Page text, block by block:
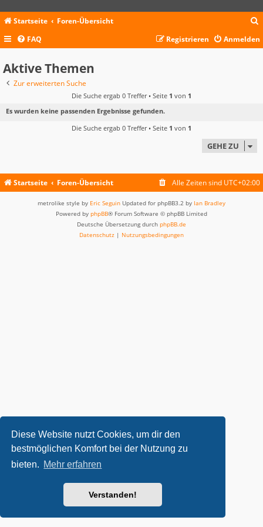
Diese Website nutzt Cookies, um dir den
bestmöglichen Komfort bei der Nutzung zu
bieten. Mehr erfahren
Verstanden!
Startseite Foren-Übersicht
c
FAQ Anmelden
Registrieren
Aktive Themen
Zur erweiterten Suche
Die Suche ergab 0 Treffer • Seite 1 von 1
Es wurden keine passenden Ergebnisse gefunden.
Die Suche ergab 0 Treffer • Seite 1 von 1
GEHE ZU
Startseite Foren-Übersicht Alle Zeiten sind UTC+02:00
metrolike style by Eric Seguin Updated for phpBB3.2 by Ian Bradley
Powered by phpBB® Forum Software © phpBB Limited
Deutsche Übersetzung durch phpBB.de
Datenschutz | Nutzungsbedingungen